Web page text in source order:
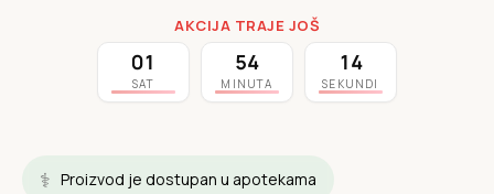
AKCIJA TRAJE JOŠ
01
SAT
54
MINUTA
14
SEKUNDI
⚕️ Proizvod je dostupan u apotekama